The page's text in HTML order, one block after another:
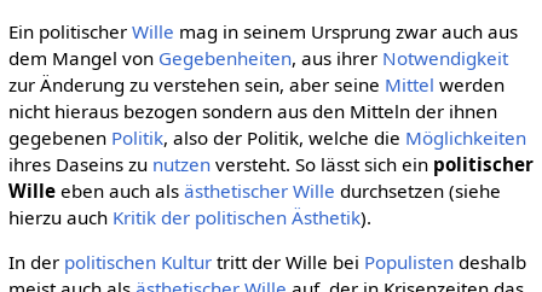
Ein politischer Wille mag in seinem Ursprung zwar auch aus
dem Mangel von Gegebenheiten, aus ihrer Notwendigkeit
zur Änderung zu verstehen sein, aber seine Mittel werden
nicht hieraus bezogen sondern aus den Mitteln der ihnen
gegebenen Politik, also der Politik, welche die Möglichkeiten
ihres Daseins zu nutzenversteht. So lässt sich ein politischer
Willeeben auch als ästhetischer Wille durchsetzen (siehe
hierzu auch Kritik der politischen Ästhetik).
In der politischen Kulturtritt der Wille bei Populistendeshalb